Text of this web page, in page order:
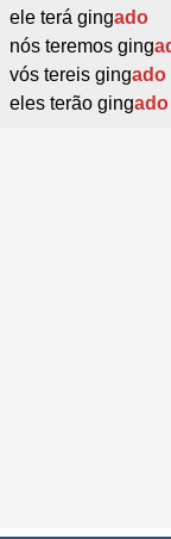
ele terá gingado
nós teremos ging
vós tereis gingado
eles terão gingado